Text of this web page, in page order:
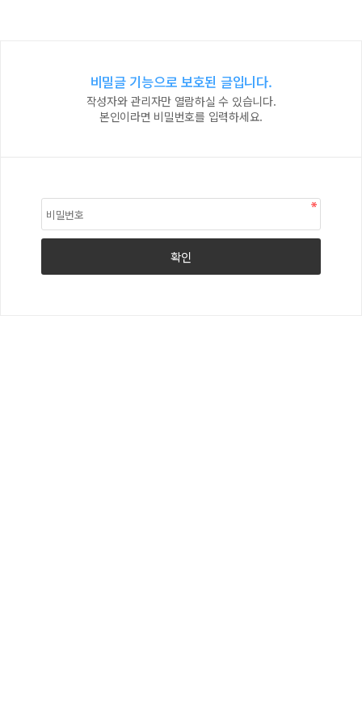
비밀글 기능으로 보호된 글입니다.
작성자와 관리자만 열람하실 수 있습니다.
본인이라면 비밀번호를 입력하세요.